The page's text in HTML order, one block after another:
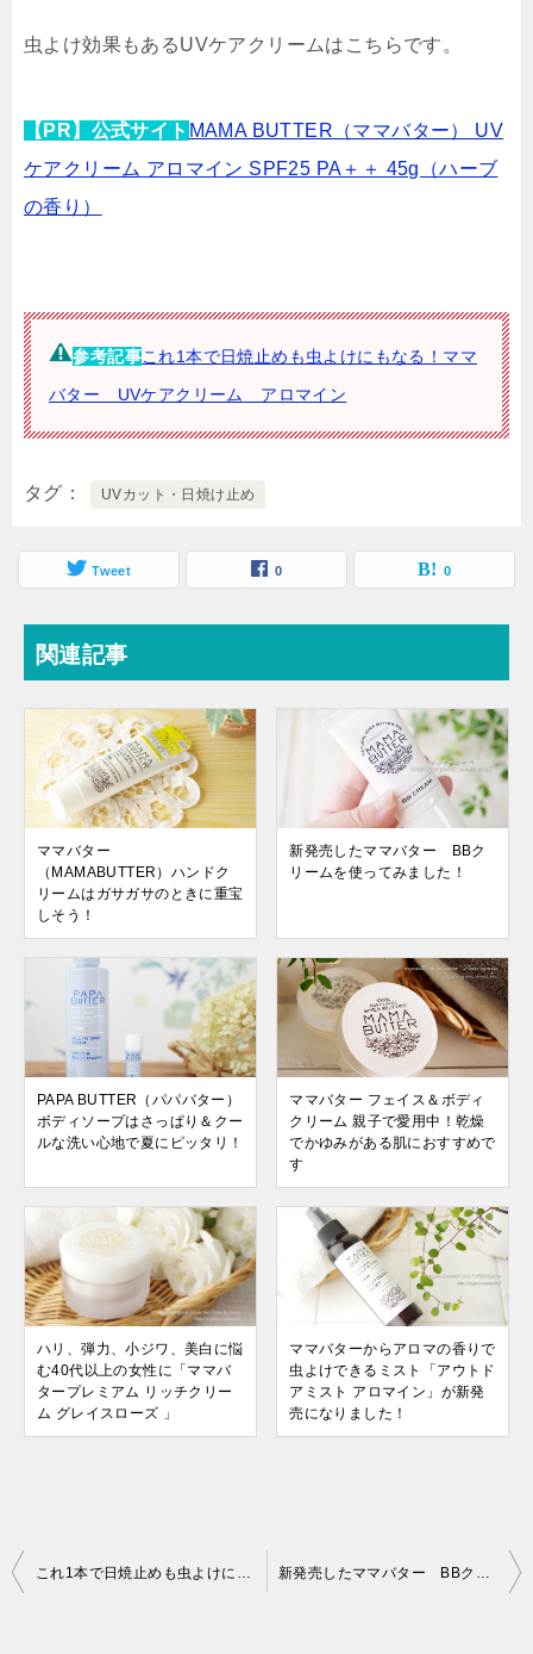
虫よけ効果もあるUVケアクリームはこちらです。
【PR】公式サイト MAMA BUTTER（ママバター） UV
ケアクリーム アロマイン SPF25 PA＋＋ 45g（ハーブ
の香り）
参考記事これ1本で日焼止めも虫よけにもなる！ママ
バター UVケアクリーム アロマイン
タグ UVカット・日焼け止め
Tweet 0 0
関連記事
ママバター
（MAMABUTTER）ハンドク
リームはガサガサのときに重宝
しそう！
新発売したママバター BBク
リームを使ってみました！
PAPA BUTTER（パパバター）
ボディソープはさっぱり＆クー
ルな洗い心地で夏にピッタリ！
ママバター フェイス＆ボディ
クリーム 親子で愛用中！乾燥
でかゆみがある肌におすすめで
す
ハリ、弾力、小ジワ、美白に悩
む40代以上の女性に「ママバ
タープレミアム リッチクリー
ム グレイスローズ 」
ママバターからアロマの香りで
虫よけできるミスト「アウトド
アミスト アロマイン」が新発
売になりました！
投
これ1本で日焼止めも虫よけにもなる！ママバター UVケアクリーム アロマイン 新発売したママバター BBクリームを使ってみました！